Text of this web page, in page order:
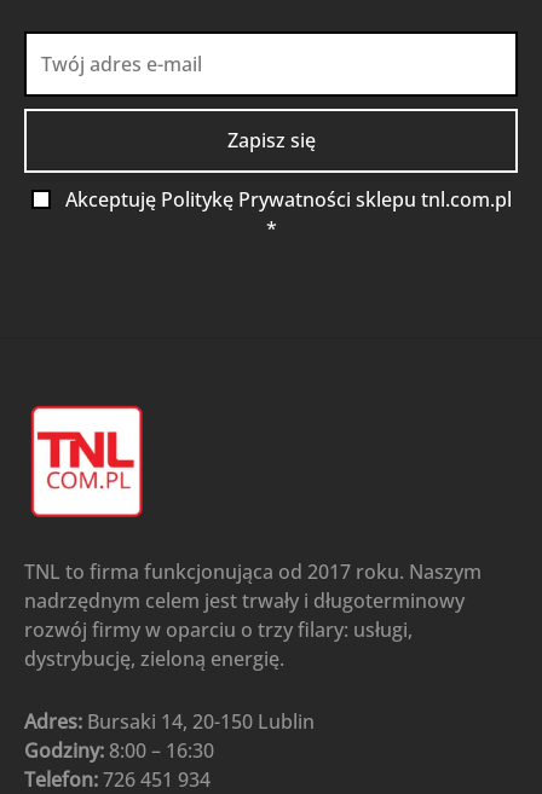
Akceptuję Politykę Prywatności sklepu tnl.com.pl
*
TNL to firma funkcjonująca od 2017 roku. Naszym
nadrzędnym celem jest trwały i długoterminowy
rozwój firmy w oparciu o trzy filary: usługi,
dystrybucję, zieloną energię.
Adres: Bursaki 14, 20-150 Lublin
Godziny: 8:00 – 16:30
Telefon:726 451 934